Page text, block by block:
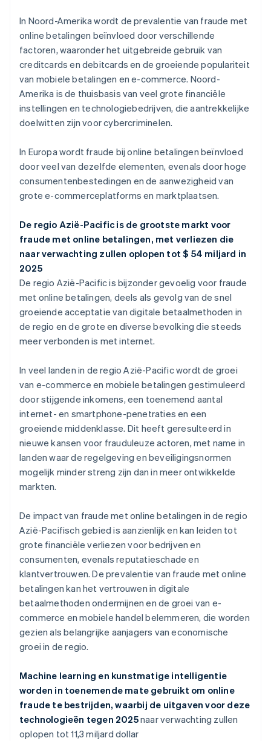
In Noord-Amerika wordt de prevalentie van fraude met
online betalingen beïnvloed door verschillende
factoren, waaronder het uitgebreide gebruik van
creditcards en debitcards en de groeiende populariteit
van mobiele betalingen en e-commerce. Noord-
Amerika is de thuisbasis van veel grote financiële
instellingen en technologiebedrijven, die aantrekkelijke
doelwitten zijn voor cybercriminelen.
In Europa wordt fraude bij online betalingen beïnvloed
door veel van dezelfde elementen, evenals door hoge
consumentenbestedingen en de aanwezigheid van
grote e-commerceplatforms en marktplaatsen.
De regio Azië-Pacific is de grootste markt voor
fraude met online betalingen, met verliezen die
naar verwachting zullen oplopen tot $ 54 miljard in
2025
De regio Azië-Pacific is bijzonder gevoelig voor fraude
met online betalingen, deels als gevolg van de snel
groeiende acceptatie van digitale betaalmethoden in
de regio en de grote en diverse bevolking die steeds
meer verbonden is met internet.
In veel landen in de regio Azië-Pacific wordt de groei
van e-commerce en mobiele betalingen gestimuleerd
door stijgende inkomens, een toenemend aantal
internet- en smartphone-penetraties en een
groeiende middenklasse. Dit heeft geresulteerd in
nieuwe kansen voor frauduleuze actoren, met name in
landen waar de regelgeving en beveiligingsnormen
mogelijk minder streng zijn dan in meer ontwikkelde
markten.
De impact van fraude met online betalingen in de regio
Azië-Pacifisch gebied is aanzienlijk en kan leiden tot
grote financiële verliezen voor bedrijven en
consumenten, evenals reputatieschade en
klantvertrouwen. De prevalentie van fraude met online
betalingen kan het vertrouwen in digitale
betaalmethoden ondermijnen en de groei van e-
commerce en mobiele handel belemmeren, die worden
gezien als belangrijke aanjagers van economische
groei in de regio.
Machine learning en kunstmatige intelligentie
worden in toenemende mate gebruikt om online
fraude te bestrijden, waarbij de uitgaven voor deze
technologieën tegen 2025naar verwachting zullen
oplopen tot 11,3 miljard dollar